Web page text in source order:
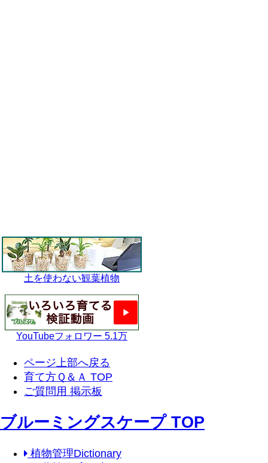
土を使わない観葉植物
YouTubeフォロワー 5.1万
ページ上部へ戻る
育て方Ｑ＆Ａ TOP
ご質問用 掲示板
ブルーミングスケープ TOP
植物管理Dictionary